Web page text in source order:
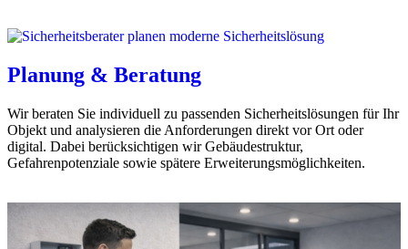
Planung & Beratung
Wir beraten Sie individuell zu passenden Sicherheitslösungen für Ihr
Objekt und analysieren die Anforderungen direkt vor Ort oder
digital. Dabei berücksichtigen wir Gebäudestruktur,
Gefahrenpotenziale sowie spätere Erweiterungsmöglichkeiten.